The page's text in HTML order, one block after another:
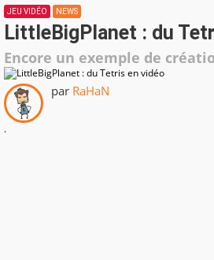
JEU VIDÉO NEWS
LittleBigPlanet : du
Encore un exemple de
par RaHaN
.